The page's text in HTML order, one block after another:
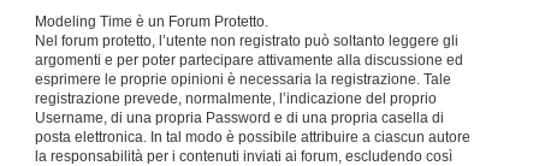
Modeling Time è un Forum Protetto.
Nel forum protetto, l’utente non registrato può soltanto leggere gli
argomenti e per poter partecipare attivamente alla discussione ed
esprimere le proprie opinioni è necessaria la registrazione. Tale
registrazione prevede, normalmente, l’indicazione del proprio
Username, di una propria Password e di una propria casella di
posta elettronica. In tal modo è possibile attribuire a ciascun autore
la responsabilità per i contenuti inviati ai forum, escludendo così